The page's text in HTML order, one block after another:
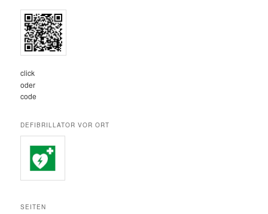
click
oder
code
DEFIBRILLATOR VOR ORT
SEITEN